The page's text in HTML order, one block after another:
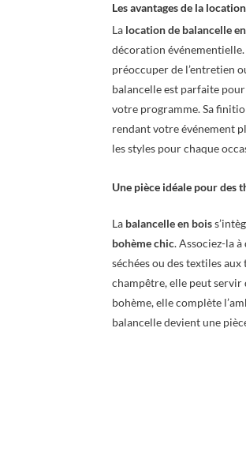
Les avantages de la
La location de balancelle
décoration événementielle.
préoccuper de l’entretien
balancelle est parfaite
votre programme. Sa
rendant votre événement
les styles pour chaque
Une pièce idéale pour des
La balancelle en bois
bohème chic. Associez-la
séchées ou des textiles
champêtre, elle peut
bohème, elle complète
balancelle devient une